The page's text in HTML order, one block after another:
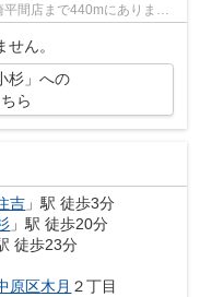
間店まで440mにありま
ん。
杉」への
ら
吉 」駅 徒歩3分
」駅 徒歩20分
徒歩23分
原区木月 ２丁目